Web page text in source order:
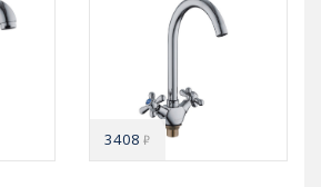
3408₽